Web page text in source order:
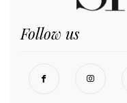
Follow us